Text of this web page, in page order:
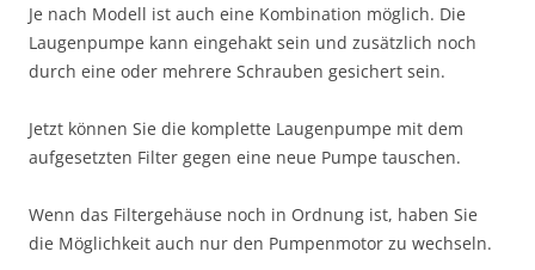
Je nach Modell ist auch eine Kombination möglich. Die
Laugenpumpe kann eingehakt sein und zusätzlich noch
durch eine oder mehrere Schrauben gesichert sein.
Jetzt können Sie die komplette Laugenpumpe mit dem
aufgesetzten Filter gegen eine neue Pumpe tauschen.
Wenn das Filtergehäuse noch in Ordnung ist, haben Sie
die Möglichkeit auch nur den Pumpenmotor zu wechseln.